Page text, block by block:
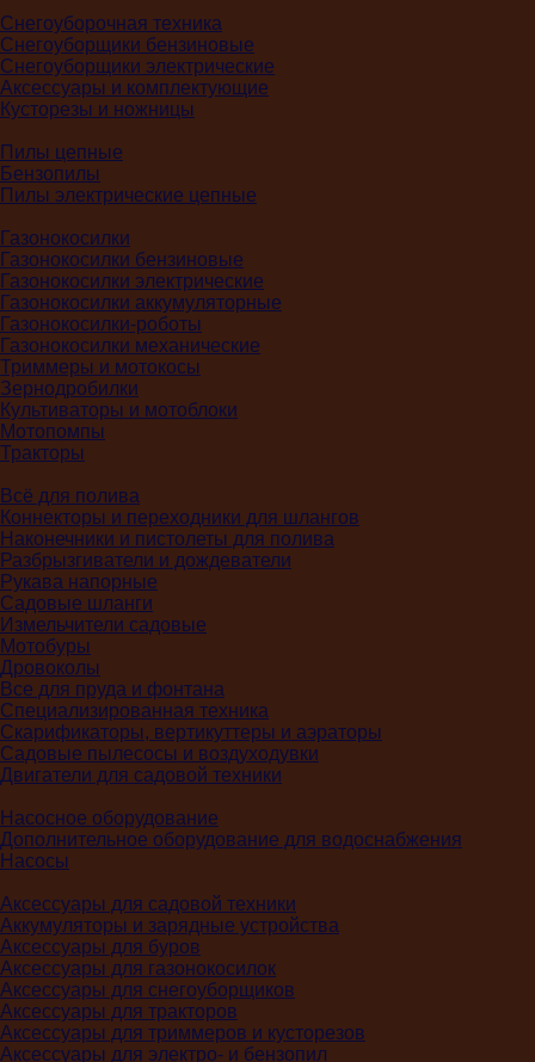
Снегоуборочная техника
Снегоуборщики бензиновые
Снегоуборщики электрические
Аксессуары и комплектующие
Кусторезы и ножницы
Пилы цепные
Бензопилы
Пилы электрические цепные
Газонокосилки
Газонокосилки бензиновые
Газонокосилки электрические
Газонокосилки аккумуляторные
Газонокосилки-роботы
Газонокосилки механические
Триммеры и мотокосы
Зернодробилки
Культиваторы и мотоблоки
Мотопомпы
Тракторы
Всё для полива
Коннекторы и переходники для шлангов
Наконечники и пистолеты для полива
Разбрызгиватели и дождеватели
Рукава напорные
Садовые шланги
Измельчители садовые
Мотобуры
Дровоколы
Все для пруда и фонтана
Специализированная техника
Скарификаторы, вертикуттеры и аэраторы
Садовые пылесосы и воздуходувки
Двигатели для садовой техники
Насосное оборудование
Дополнительное оборудование для водоснабжения
Насосы
Аксессуары для садовой техники
Аккумуляторы и зарядные устройства
Аксессуары для буров
Аксессуары для газонокосилок
Аксессуары для снегоуборщиков
Аксессуары для тракторов
Аксессуары для триммеров и кусторезов
Аксессуары для электро- и бензопил